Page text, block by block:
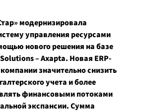
модернизировала
управления ресурсами
нового решения на базе
– Axapta. Новая ERP-
значительно снизить
учета и более
финансовыми потоками
экспансии. Сумма